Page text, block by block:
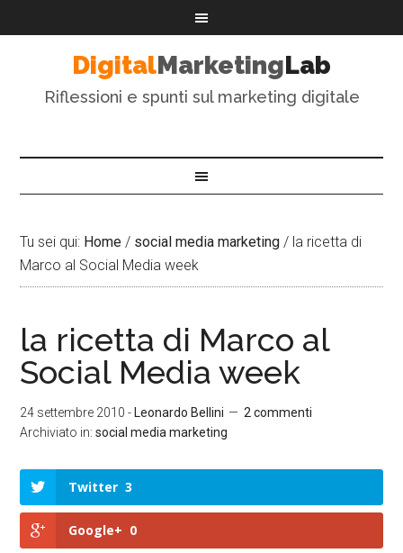
DigitalMarketingLab
Riflessioni e spunti sul marketing digitale
Tu sei qui: Home / social media marketing / la ricetta di
Marco al Social Media week
la ricetta di Marco al
Social Media week
24 settembre 2010 - Leonardo Bellini
2 commenti
Archiviato in:social media marketing
Twitter 3
Google+ 0